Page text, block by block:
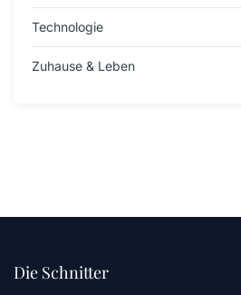
Technologie
Zuhause & Leben
Die Schnitter